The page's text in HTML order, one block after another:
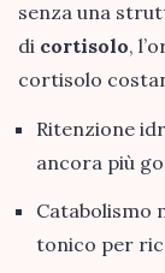
senza una
di cortisolo,
cortisolo
Ritenzione
ancora più
Catabolismo
tonico per